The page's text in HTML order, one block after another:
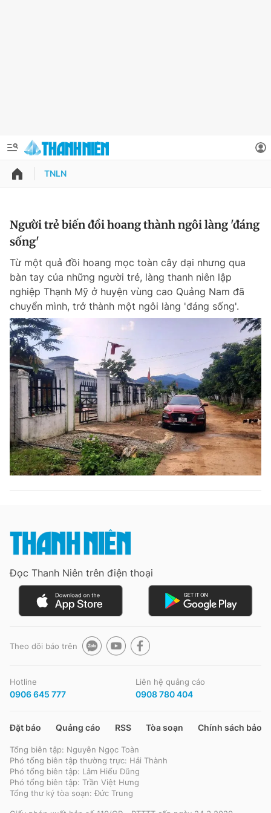
QUẢNG CÁO
Chuyên mục khác
Chào ngày mới Tin 24h
Tin thị trường
Video Magazine
Sản phẩm khác
Tiện ích Bạn cần biết
Đọc Thanh Niên trên điện thoại
Hotline Liên hệ quảng cáo
Tổng biên tập: Nguyễn Ngọc Toàn
Phó tổng biên tập thường trực: Hải Thành
Phó tổng biên tập: Lâm Hiếu Dũng
Phó tổng biên tập: Trần Việt Hưng
Thông tin tài khoản
Đổi mật khẩu
Tin đã lưu
Tin đã xem
Đăng xuất
TNLN
Người trẻ biến đồi hoang thành ngôi làng 'đáng
sống'
Từ một quả đồi hoang mọc toàn cây dại nhưng qua
bàn tay của những người trẻ, làng thanh niên lập
nghiệp Thạnh Mỹ ở huyện vùng cao Quảng Nam đã
chuyển mình, trở thành một ngôi làng 'đáng sống'.
Đọc Thanh Niên trên điện thoại
Theo dõi báo trên
Hotline
0906 645 777
Liên hệ quảng cáo
0908 780 404
Đặt báo Quảng cáo RSS Tòa soạn Chính sách bảo
Tổng biên tập: Nguyễn Ngọc Toàn
Phó tổng biên tập thường trực: Hải Thành
Phó tổng biên tập: Lâm Hiếu Dũng
Phó tổng biên tập: Trần Việt Hưng
Tổng thư ký tòa soạn: Đức Trung